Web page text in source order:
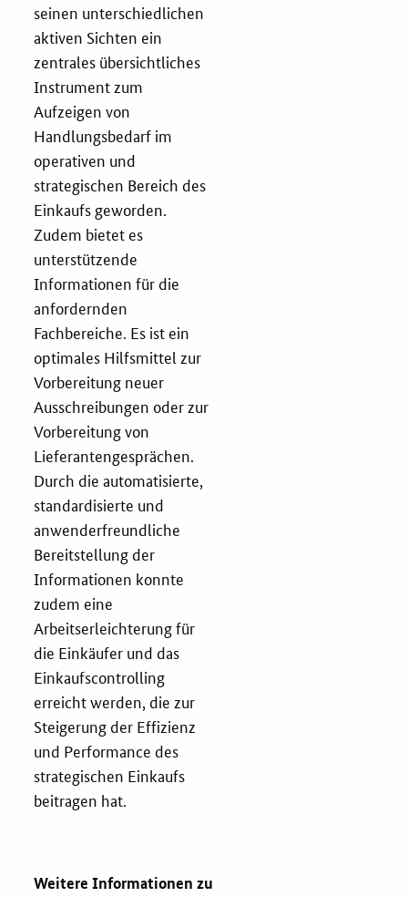
seinen unterschiedlichen
aktiven Sichten ein
zentrales übersichtliches
Instrument zum
Aufzeigen von
Handlungsbedarf im
operativen und
strategischen Bereich des
Einkaufs geworden.
Zudem bietet es
unterstützende
Informationen für die
anfordernden
Fachbereiche. Es ist ein
optimales Hilfsmittel zur
Vorbereitung neuer
Ausschreibungen oder zur
Vorbereitung von
Lieferantengesprächen.
Durch die automatisierte,
standardisierte und
anwenderfreundliche
Bereitstellung der
Informationen konnte
zudem eine
Arbeitserleichterung für
die Einkäufer und das
Einkaufscontrolling
erreicht werden, die zur
Steigerung der Effizienz
und Performance des
strategischen Einkaufs
beitragen hat.
Weitere Informationen zu